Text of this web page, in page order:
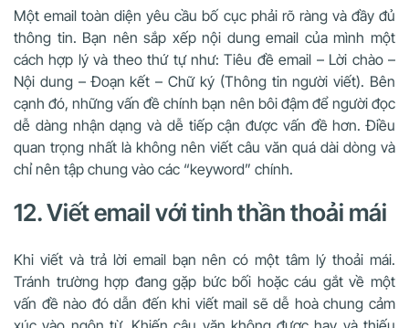
Một email toàn diện yêu cầu bố cục phải rõ ràng và đầy đủ
thông tin. Bạn nên sắp xếp nội dung email của mình một
cách hợp lý và theo thứ tự như: Tiêu đề email – Lời chào –
Nội dung – Đoạn kết – Chữ ký (Thông tin người viết). Bên
cạnh đó, những vấn đề chính bạn nên bôi đậm để người đọc
dễ dàng nhận dạng và dễ tiếp cận được vấn đề hơn. Điều
quan trọng nhất là không nên viết câu văn quá dài dòng và
chỉ nên tập chung vào các “keyword” chính.
12. Viết email với tinh thần thoải mái
Khi viết và trả lời email bạn nên có một tâm lý thoải mái.
Tránh trường hợp đang gặp bức bối hoặc cáu gắt về một
vấn đề nào đó dẫn đến khi viết mail sẽ dễ hoà chung cảm